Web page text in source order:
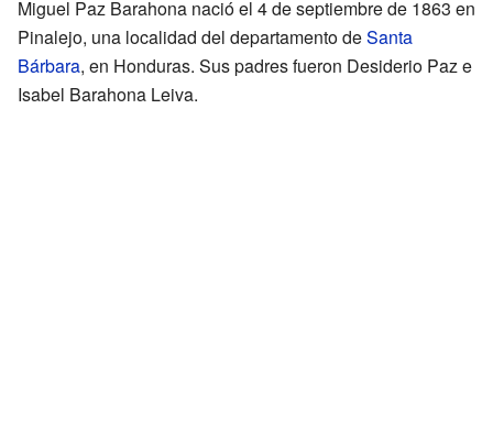
Miguel Paz Barahona nació el 4 de septiembre de 1863 en
Pinalejo, una localidad del departamento deSanta
Bárbara, en Honduras. Sus padres fueron Desiderio Paz e
Isabel Barahona Leiva.